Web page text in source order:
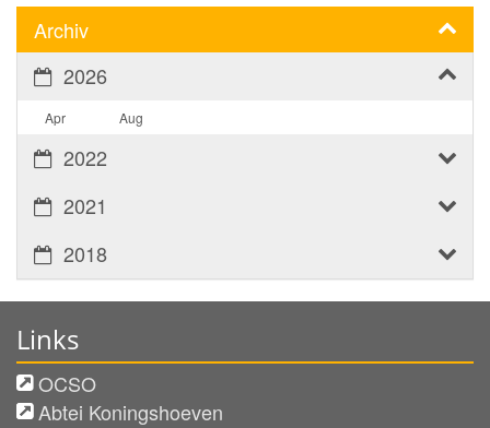
Archiv
2026
Apr Aug
2022
2021
2018
Links
OCSO
Abtei Koningshoeven